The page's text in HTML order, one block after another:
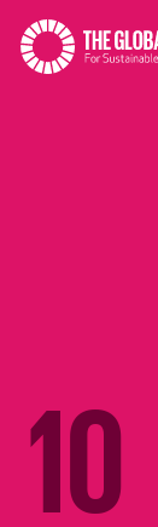
The
Global
Goals
10